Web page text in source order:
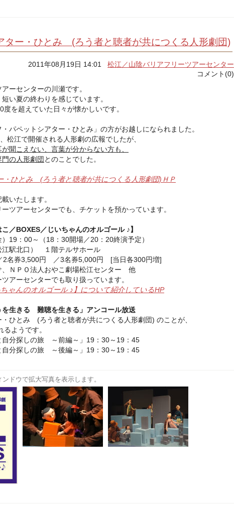
ター・ひとみ (ろう者と聴者が共につくる人形劇団)
2011年08月19日 14:01松江／山陰バリアフリーツアーセンター
コメント(0)
ーセンターの川瀬です。
い夏の終わりを感じています。
を超えていた日々が懐かしいです。
パペットシアター・ひとみ」の方がお越しになられました。
松江で開催される人形劇の広報でしたが、
聞こえない、言葉が分からない方も、
の人形劇団 とのことでした。
・ひとみ (ろう者と聴者が共につくる人形劇団)ＨＰ
いたします。
ツアーセンターでも、チケットを預かっています。
／BOXES／じいちゃんのオルゴール ♪】
19：00～（18：30開場／20：20終演予定）
江駅北口） １階テルサホール
2名券3,500円 ／3名券5,000円 [当日各300円増]
、ＮＰＯ法人おやこ劇場松江センター 他
アーセンターでも取り扱っています。
ゃんのオルゴール ♪】について紹介しているHP
生きる 難聴を生きる」アンコール放送
ひとみ (ろう者と聴者が共につくる人形劇団) のことが、
ようです。
自分探しの旅 ～前編～」19：30～19：45
自分探しの旅 ～後編～」19：30～19：45
ドウで拡大写真を表示します。